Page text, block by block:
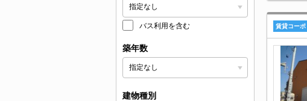
バス利用を含む
築年数
建物種別
賃貸コーポ